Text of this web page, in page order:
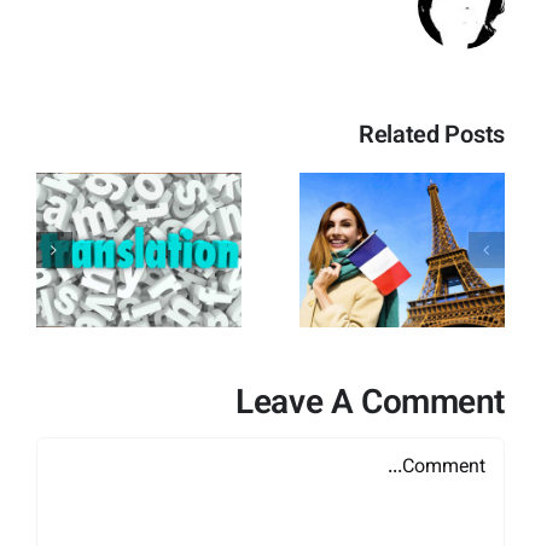
Related Posts
تأییدیه ویزای
سفارت فرانسه
+ راهنمای
کامل و
Leave A Comment
Comment